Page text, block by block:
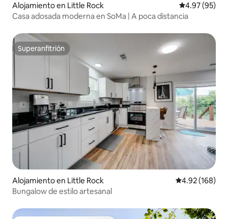
Alojamiento en Little Rock Calificación
4.97 (95)
Casa adosada moderna en SoMa | A poca distancia
Superanfitrión
Superanfitrión
Alojamiento en Little Rock Calificación
4.92 (168)
Bungalow de estilo artesanal